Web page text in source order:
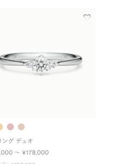
ング デュオ
〜 ¥178,000